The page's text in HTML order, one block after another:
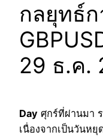
กลยุทธ์
29 ธ.ค.
Day ศุกร์ที่ผ่านมา
เนื่องจากเป็นวันหยุ